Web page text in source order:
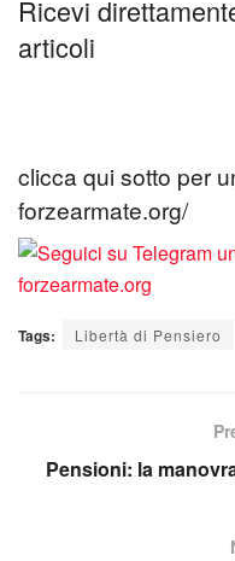
Ricevi
articoli
clicca qui sotto per
forzearmate.org/
Tags: Libertà di Pensiero
Pensioni: la